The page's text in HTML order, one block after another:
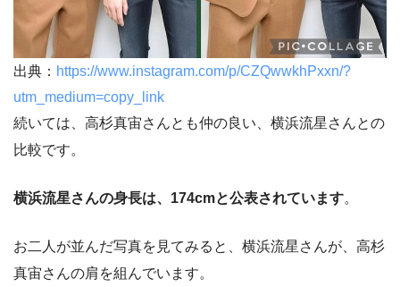
出典： https://www.instagram.com/p/CZQwwkhPxxn/?
utm_medium=copy_link
続いては、高杉真宙さんとも仲の良い、横浜流星さんとの
比較です。
横浜流星さんの身長は、174cmと公表されています。
お二人が並んだ写真を見てみると、横浜流星さんが、高杉
真宙さんの肩を組んでいます。